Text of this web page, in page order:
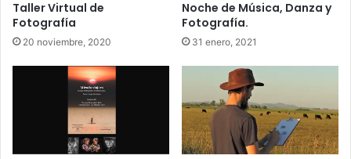
Taller Virtual de
Fotografía
20 noviembre, 2020
Noche de Música, Danza y
Fotografía.
31 enero, 2021